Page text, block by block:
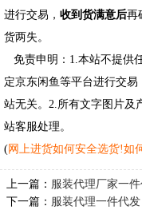
进行交易， 收到货满意后再
货两失。
免责申明：1.本站不提供
定京东闲鱼等平台进行交
站无关。2.所有文字图片及
站客服处理。
(网上进货如何安全选货!如
上一篇： 服装代理厂家一
下一篇： 服装代理一件代